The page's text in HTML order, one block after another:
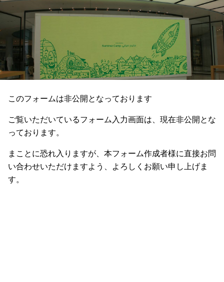
このフォームは非公開となっております
ご覧いただいているフォーム入力画面は、現在非公開とな
っております。
まことに恐れ入りますが、本フォーム作成者様に直接お問
い合わせいただけますよう、よろしくお願い申し上げま
す。